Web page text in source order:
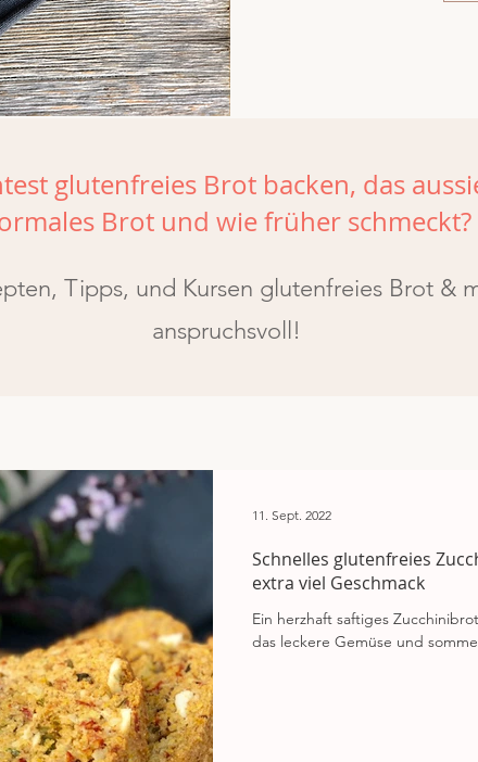
glutenfreies Brot backen, das
Brot und wie früher schmeckt?
Tipps, und Kursen glutenfreies Brot &
anspruchsvoll!
Schnelles glutenfreies
extra viel Geschmack
Ein herzhaft saftiges
das leckere Gemüse und
11. Sept. 2022